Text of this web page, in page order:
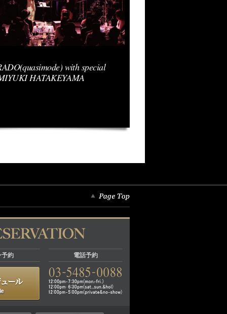
with special
HATAKEYAMA
予約 電話予約